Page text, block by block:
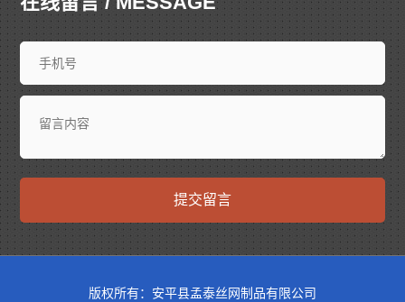
提交留言
版权所有：安平县孟泰丝网制品有限公司